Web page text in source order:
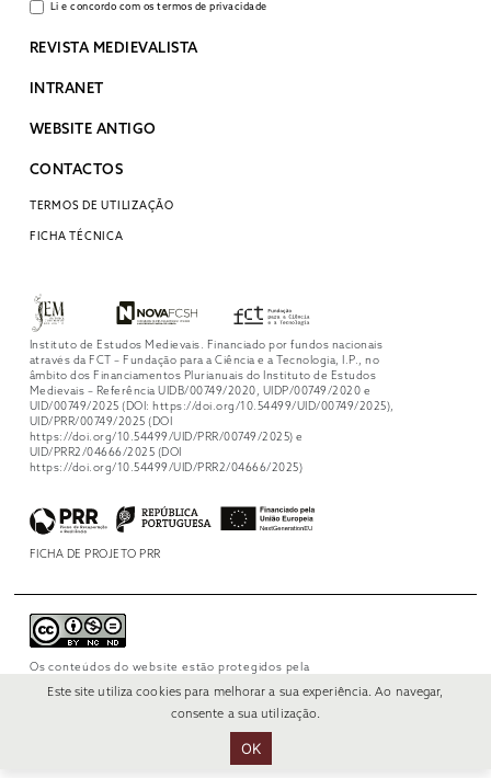
Li e concordo com os termos de privacidade
REVISTA MEDIEVALISTA
INTRANET
WEBSITE ANTIGO
CONTACTOS
TERMOS DE UTILIZAÇÃO
FICHA TÉCNICA
Instituto de Estudos Medievais. Financiado por fundos nacionais
através da FCT – Fundação para a Ciência e a Tecnologia, I.P., no
âmbito dos Financiamentos Plurianuais do Instituto de Estudos
Medievais – Referência UIDB/00749/2020, UIDP/00749/2020 e
UID/00749/2025 (DOI: https://doi.org/10.54499/UID/00749/2025),
UID/PRR/00749/2025 (DOI
https://doi.org/10.54499/UID/PRR/00749/2025) e
UID/PRR2/04666/2025 (DOI
https://doi.org/10.54499/UID/PRR2/04666/2025)
FICHA DE PROJETO PRR
Os conteúdos do website estão protegidos pela
NonCommercial-NoDerivs 4.0 International.
Este site utiliza cookies para melhorar a sua experiência. Ao navegar,
consente a sua utilização.
OK